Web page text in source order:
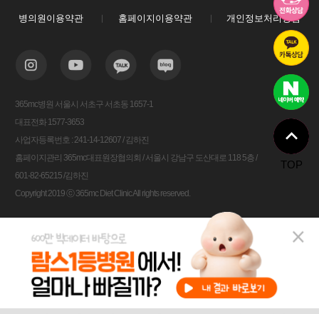
TOP
비용안내 전화상담 카톡상담
병의원이용약관 홈페이지이용약관 개인정보처리방침
365mc병원 서울시 서초구 서초동 1657-1
대표전화 1577-3653
사업자등록번호 : 241-14-12607 / 김하진
홈페이지관리 365mc대표원장협의회 / 서울시 강남구 도산대로 118 5층 /
601-82-65215 /김하진
Copyright 2019 ⓒ 365mc Diet Clinic All rights reserved.